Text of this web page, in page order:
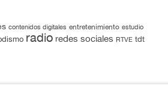
contenidos digitales entretenimiento estudio
radio redes sociales RTVE tdt